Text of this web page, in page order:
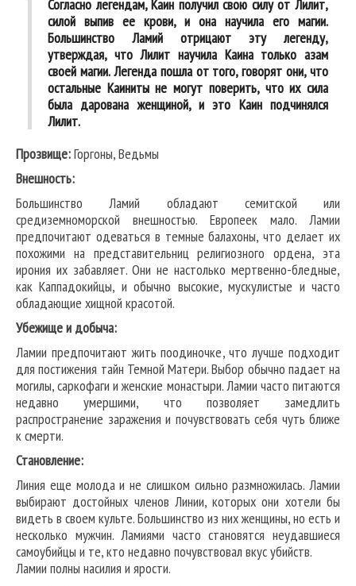
Согласно легендам, Каин получил свою силу от Лилит,
силой выпив ее крови, и она научила его магии.
Большинство Ламий отрицают эту легенду,
утверждая, что Лилит научила Каина только азам
своей магии. Легенда пошла от того, говорят они, что
остальные Каиниты не могут поверить, что их сила
была дарована женщиной, и это Каин подчинялся
Лилит.
Прозвище:Горгоны, Ведьмы
Внешность:
Большинство Ламий обладают семитской или
средиземноморской внешностью. Европеек мало. Ламии
предпочитают одеваться в темные балахоны, что делает их
похожими на представительниц религиозного ордена, эта
ирония их забавляет. Они не настолько мертвенно-бледные,
как Каппадокийцы, и обычно высокие, мускулистые и часто
обладающие хищной красотой.
Убежище и добыча:
Ламии предпочитают жить поодиночке, что лучше подходит
для постижения тайн Темной Матери. Выбор обычно падает на
могилы, саркофаги и женские монастыри. Ламии часто питаются
недавно умершими, что позволяет замедлить
распространение заражения и почувствовать себя чуть ближе
к смерти.
Становление:
Линия еще молода и не слишком сильно размножилась. Ламии
выбирают достойных членов Линии, которых они хотели бы
видеть в своем культе. Большинство из них женщины, но есть и
несколько мужчин. Ламиями часто становятся неудавшиеся
самоубийцы и те, кто недавно почувствовал вкус убийств.
Ламии полны насилия и ярости.